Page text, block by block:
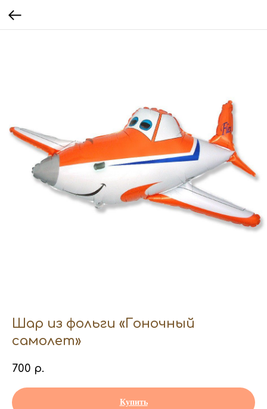
Шар из фольги «Гоночный
самолет»
700 р.
Купить